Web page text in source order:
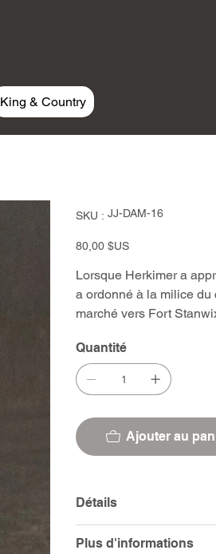
King & Country
SKU :
SKU
JJ-
JJ-DAM-16
Prix
80,00 $US
Lorsque Herkimer a
a ordonné à la milice du
marché vers Fort
Quantité
Ajouter au
Détails
Plus d'informations